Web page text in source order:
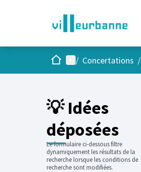
AccueilMenu principal
/ Concertations /
💡 Idées
déposées
Le formulaire ci-dessous filtre
dynamiquement les résultats de la
recherche lorsque les conditions de
recherche sont modifiées.